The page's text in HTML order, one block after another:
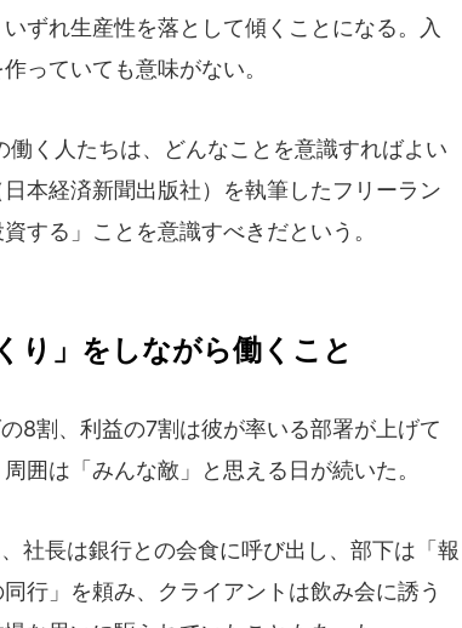
ずれ生産性を落として傾くことになる。入
っていても意味がない。
く人たちは、どんなことを意識すればよい
本経済新聞出版社）を執筆したフリーラン
する」ことを意識すべきだという。
り」をしながら働くこと
8割、利益の7割は彼が率いる部署が上げて
囲は「みんな敵」と思える日が続いた。
社長は銀行との会食に呼び出し、部下は「報
行」を頼み、クライアントは飲み会に誘う